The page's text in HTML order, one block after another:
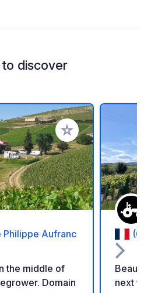
to discover
Add to your
Philippe Aufranc
the middle of
Domain
next